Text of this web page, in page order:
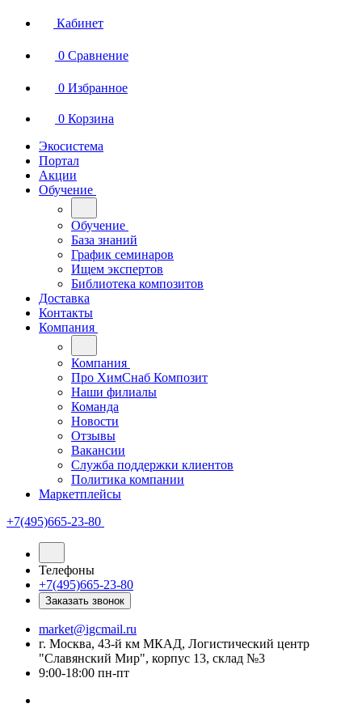
Кабинет
0 Сравнение
0 Избранное
0 Корзина
Экосистема
Портал
Акции
Обучение
Обучение
База знаний
График семинаров
Ищем экспертов
Библиотека композитов
Доставка
Контакты
Компания
Компания
Про ХимСнаб Композит
Наши филиалы
Команда
Новости
Отзывы
Вакансии
Служба поддержки клиентов
Политика компании
Маркетплейсы
+7(495)665-23-80
Телефоны
+7(495)665-23-80
Заказать звонок
market@igcmail.ru
г. Москва, 43-й км МКАД, Логистический центр
"Славянский Мир", корпус 13, склад №3
9:00-18:00 пн-пт